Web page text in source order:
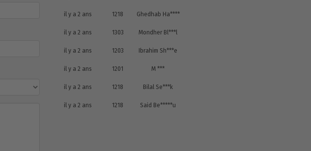
il y a 2 ans 1218 Ghedhab Ha****
il y a 2 ans 1303 Mondher Bl***l
il y a 2 ans 1203 Ibrahim Sh***e
il y a 2 ans 1201 M ***
il y a 2 ans 1218 Bilal Se***k
il y a 2 ans 1218 Said Be*****u